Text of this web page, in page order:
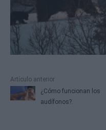
Artículo anterior
¿Cómo funcionan los
audífonos?.